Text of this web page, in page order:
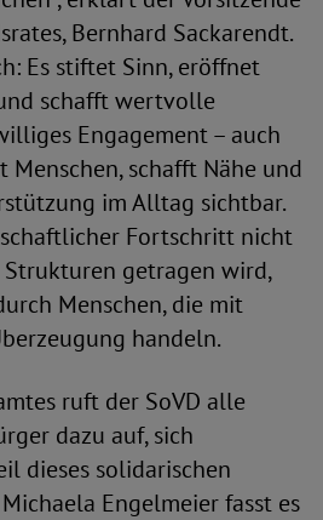
Bernhard Sackarendt.
Es stiftet Sinn, eröffnet
schafft wertvolle
Engagement – auch
Menschen, schafft Nähe und
im Alltag sichtbar.
Fortschritt nicht
getragen wird,
Menschen, die mit
handeln.
ruft der SoVD alle
dazu auf, sich
dieses solidarischen
Engelmeier fasst es